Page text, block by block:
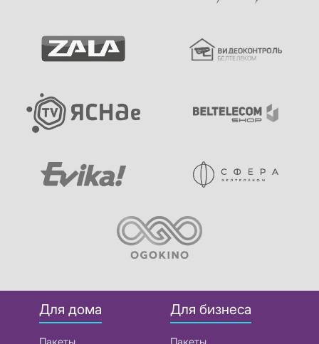
Для дома
Пакеты
Для бизнеса
Пакеты